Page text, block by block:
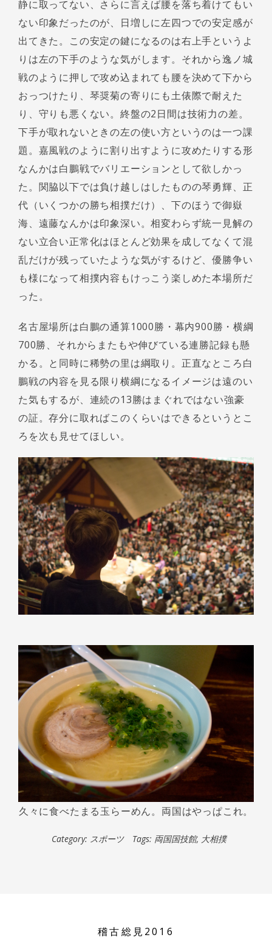
静に取ってない、さらに言えば腰を落ち着けてもい
ない印象だったのが、日増しに左四つでの安定感が
出てきた。この安定の鍵になるのは右上手というよ
りは左の下手のような気がします。それから逸ノ城
戦のように押しで攻め込まれても腰を決めて下から
おっつけたり、琴奨菊の寄りにも土俵際で耐えた
り、守りも悪くない。終盤の2日間は技術力の差。
下手が取れないときの左の使い方というのは一つ課
題。嘉風戦のように割り出すように攻めたりする形
なんかは白鵬戦でバリエーションとして欲しかっ
た。関脇以下では負け越しはしたものの琴勇輝、正
代（いくつかの勝ち相撲だけ）、下のほうで御嶽
海、遠藤なんかは印象深い。相変わらず統一見解の
ない立合い正常化はほとんど効果を成してなくて混
乱だけが残っていたような気がするけど、優勝争い
も様になって相撲内容もけっこう楽しめた本場所だ
った。
名古屋場所は白鵬の通算1000勝・幕内900勝・横綱
700勝、それからまたもや伸びている連勝記録も懸
かる。と同時に稀勢の里は綱取り。正直なところ白
鵬戦の内容を見る限り横綱になるイメージは遠のい
た気もするが、連続の13勝はまぐれではない強豪
の証。存分に取ればこのくらいはできるというとこ
ろを次も見せてほしい。
久々に食べたまる玉らーめん。両国はやっぱこれ。
Category: スポーツ Tags: 両国国技館, 大相撲
稽古総見2016